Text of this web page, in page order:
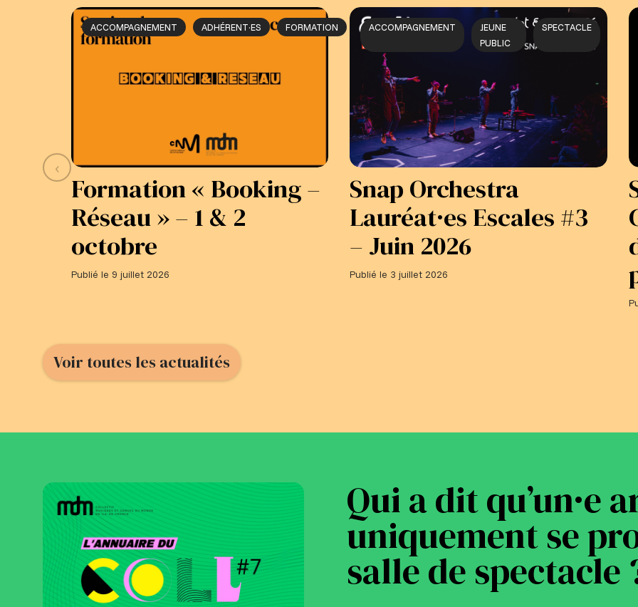
‹
ACCOMPAGNEMENT ADHÉRENT·ES FORMATION
Formation « Booking –
Réseau » – 1 & 2
octobre
Publié le 9 juillet 2026
ACCOMPAGNEMENT
JEUNE
PUBLIC
SPECTACLE
Snap Orchestra
Lauréat·es Escales #3
– Juin 2026
Publié le 3 juillet 2026
Voir toutes les actualités
Qui a dit qu’un·e
uniquement se
salle de spectacle